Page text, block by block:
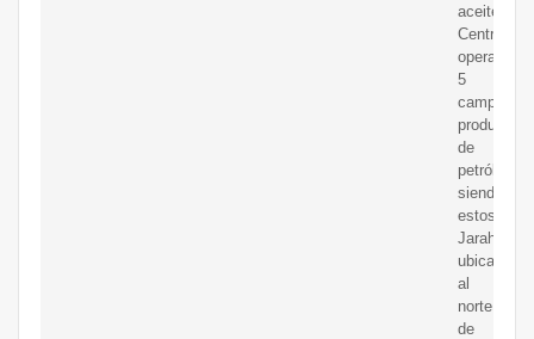
aceitedel
Centro,
opera
5
campos
de
petróleo,
siendo
estos:
Jarahueca,
ubicado
al
norte
de